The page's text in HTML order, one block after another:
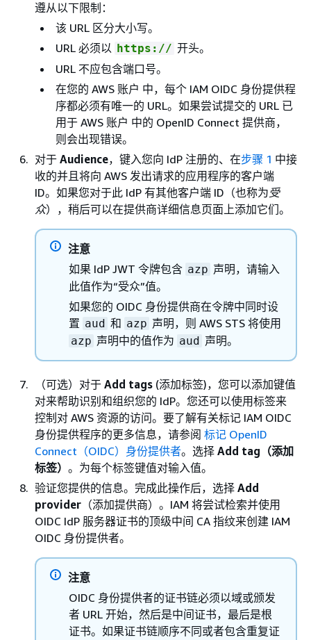
遵从以下限制：
该 URL 区分大小写。
URL 必须以 https:// 开头。
URL 不应包含端口号。
在您的 AWS 账户 中，每个 IAM OIDC 身份提供程
序都必须有唯一的 URL。如果尝试提交的 URL 已
用于 AWS 账户 中的 OpenID Connect 提供商，
则会出现错误。
对于 Audience，键入您向 IdP 注册的、在步骤 1 中接
收的并且将向 AWS 发出请求的应用程序的客户端
ID。如果您对于此 IdP 有其他客户端 ID（也称为受
众），稍后可以在提供商详细信息页面上添加它们。
注意
如果 IdP JWT 令牌包含 azp 声明，请输入
此值作为“受众”值。
如果您的 OIDC 身份提供商在令牌中同时设
置 aud 和 azp 声明，则 AWS STS 将使用
azp 声明中的值作为 aud 声明。
（可选）对于 Add tags (添加标签)，您可以添加键值
对来帮助识别和组织您的 IdP。您还可以使用标签来
控制对 AWS 资源的访问。要了解有关标记 IAM OIDC
身份提供程序的更多信息，请参阅 标记 OpenID
Connect（OIDC）身份提供者。选择 Add tag（添加
标签） 。为每个标签键值对输入值。
验证您提供的信息。完成此操作后，选择 Add
provider （添加提供商）。IAM 将尝试检索并使用
OIDC IdP 服务器证书的顶级中间 CA 指纹来创建 IAM
OIDC 身份提供者。
注意
OIDC 身份提供者的证书链必须以域或颁发
者 URL 开始，然后是中间证书，最后是根
证书。如果证书链顺序不同或者包含重复证